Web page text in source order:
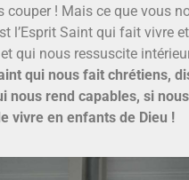
couper ! Mais ce que vous
l’Esprit Saint qui fait vivre
qui nous ressuscite
qui nous fait chrétiens,
nous rend capables, si nous
vivre en enfants de Dieu !